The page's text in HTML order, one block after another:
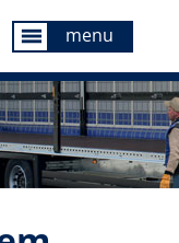
menu menu